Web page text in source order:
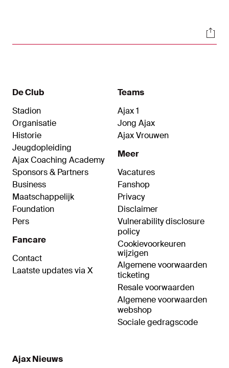
De Club
Stadion
Organisatie
Historie
Jeugdopleiding
Ajax Coaching Academy
Sponsors & Partners
Business
Maatschappelijk
Foundation
Pers
Fancare
Contact
Laatste updates via X
Teams
Ajax 1
Jong Ajax
Ajax Vrouwen
Meer
Vacatures
Fanshop
Privacy
Disclaimer
Vulnerability disclosure
policy
Cookievoorkeuren
wijzigen
Algemene voorwaarden
ticketing
Resale voorwaarden
Algemene voorwaarden
webshop
Sociale gedragscode
Ajax Nieuws